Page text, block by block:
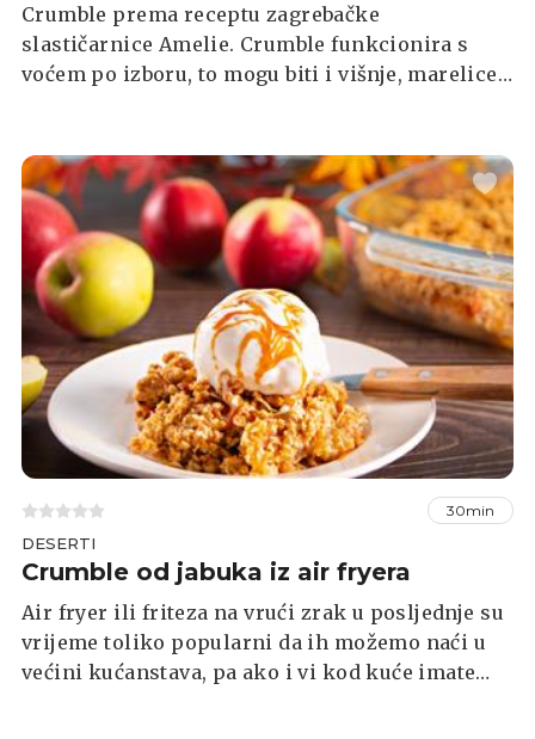
Crumble prema receptu zagrebačke
slastičarnice Amelie. Crumble funkcionira s
voćem po izboru, to mogu biti i višnje, marelice,
30min
DESERTI
Crumble od jabuka iz air fryera
Air fryer ili friteza na vrući zrak u posljednje su
vrijeme toliko popularni da ih možemo naći u
većini kućanstava, pa ako i vi kod kuće imate